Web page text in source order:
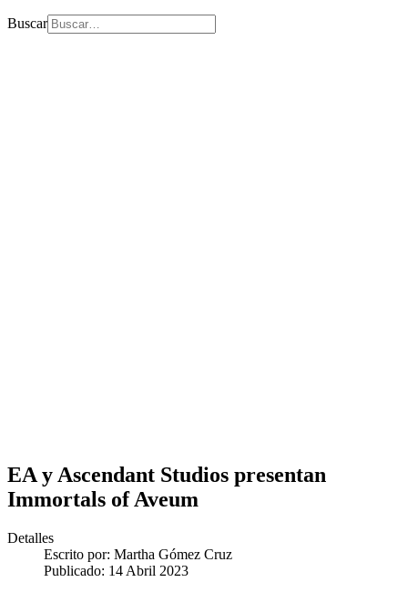
Buscar
EA y Ascendant Studios presentan
Immortals of Aveum
Detalles
Escrito por: Martha Gómez Cruz
Publicado: 14 Abril 2023